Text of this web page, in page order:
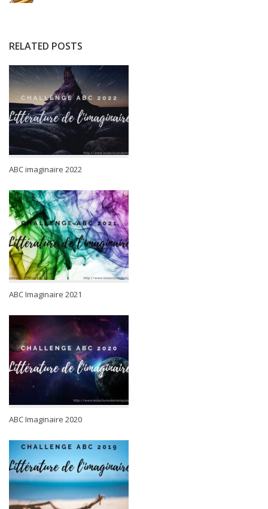
RELATED POSTS
ABC imaginaire 2022
ABC Imaginaire 2021
ABC Imaginaire 2020